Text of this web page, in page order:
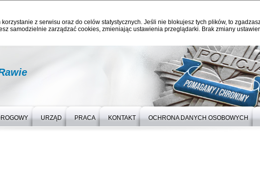
z serwisu oraz do celów statystycznych. Jeśli nie blokujesz tych plików, to
samodzielnie zarządzać cookies, zmieniając ustawienia przeglądarki. Brak zmiany
URZĄD PRACA KONTAKT OCHRONA DANYCH OSOBOWYCH